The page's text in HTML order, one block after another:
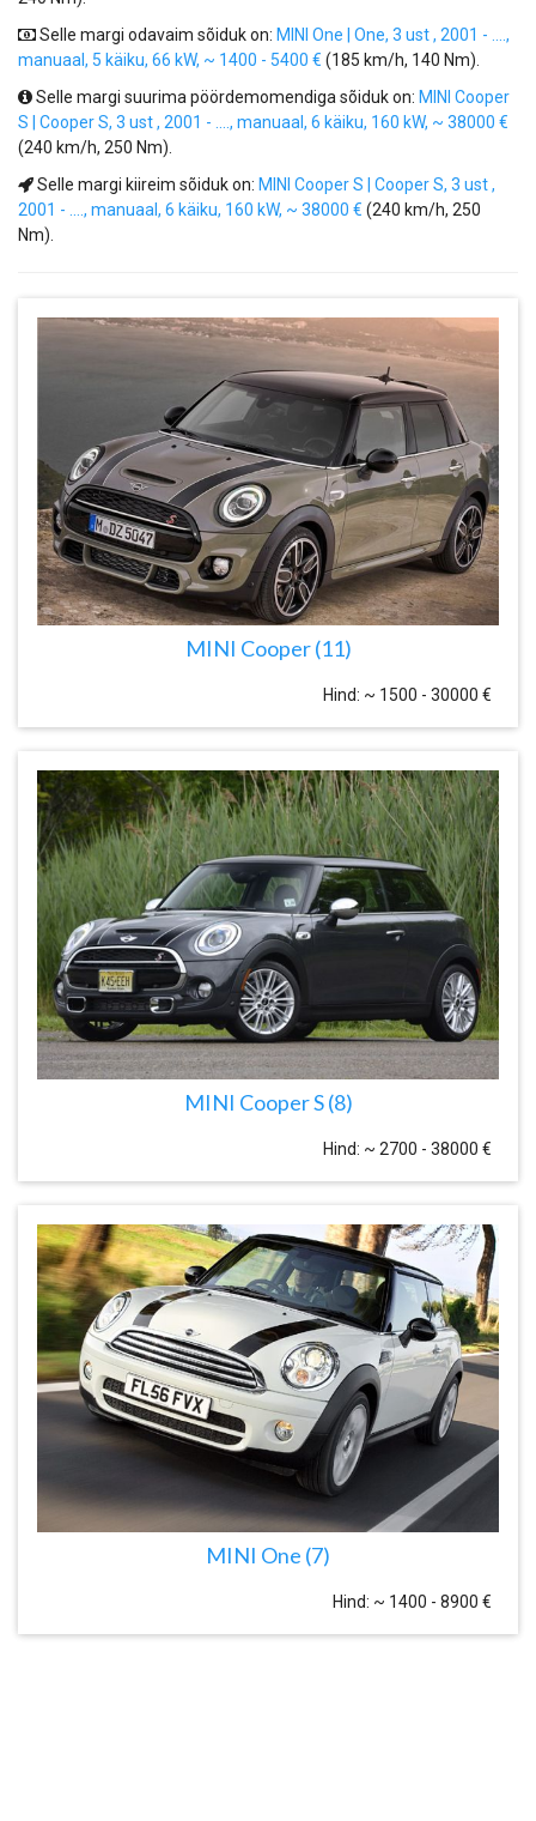
Selle margi odavaim sõiduk on: MINI One | One, 3 ust , 2001 - ....,
manuaal, 5 käiku, 66 kW, ~ 1400 - 5400 € (185 km/h, 140 Nm).
Selle margi suurima pöördemomendiga sõiduk on: MINI Cooper
S | Cooper S, 3 ust , 2001 - ...., manuaal, 6 käiku, 160 kW, ~ 38000 €
(240 km/h, 250 Nm).
Selle margi kiireim sõiduk on: MINI Cooper S | Cooper S, 3 ust ,
2001 - ...., manuaal, 6 käiku, 160 kW, ~ 38000 € (240 km/h, 250
Nm).
MINI Cooper (11)
Hind: ~ 1500 - 30000 €
MINI Cooper S (8)
Hind: ~ 2700 - 38000 €
MINI One (7)
Hind: ~ 1400 - 8900 €